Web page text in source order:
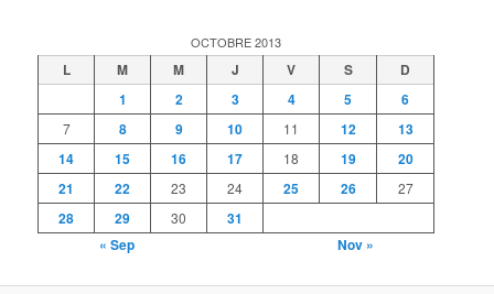
OCTOBRE 2013
L M M J V S
D
1
2 3 4 5 6
7 8 9 10 11 12
13
14
15 16 17 18 19
20
21
22 23 24 25 26 27
28 29 30
31
« Sep
Nov »